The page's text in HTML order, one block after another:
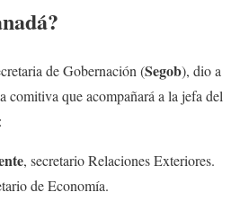
de Gobernación (Segob), dio a
comitiva que acompañará a la jefa del
, secretario Relaciones Exteriores.
de Economía.